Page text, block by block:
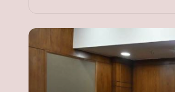
وزير الاستثمار: طروحات الشركات الكبرى
مفتاح إنهاء هيمنة 3 شركات على المؤشر
الرئيسي للبورصة